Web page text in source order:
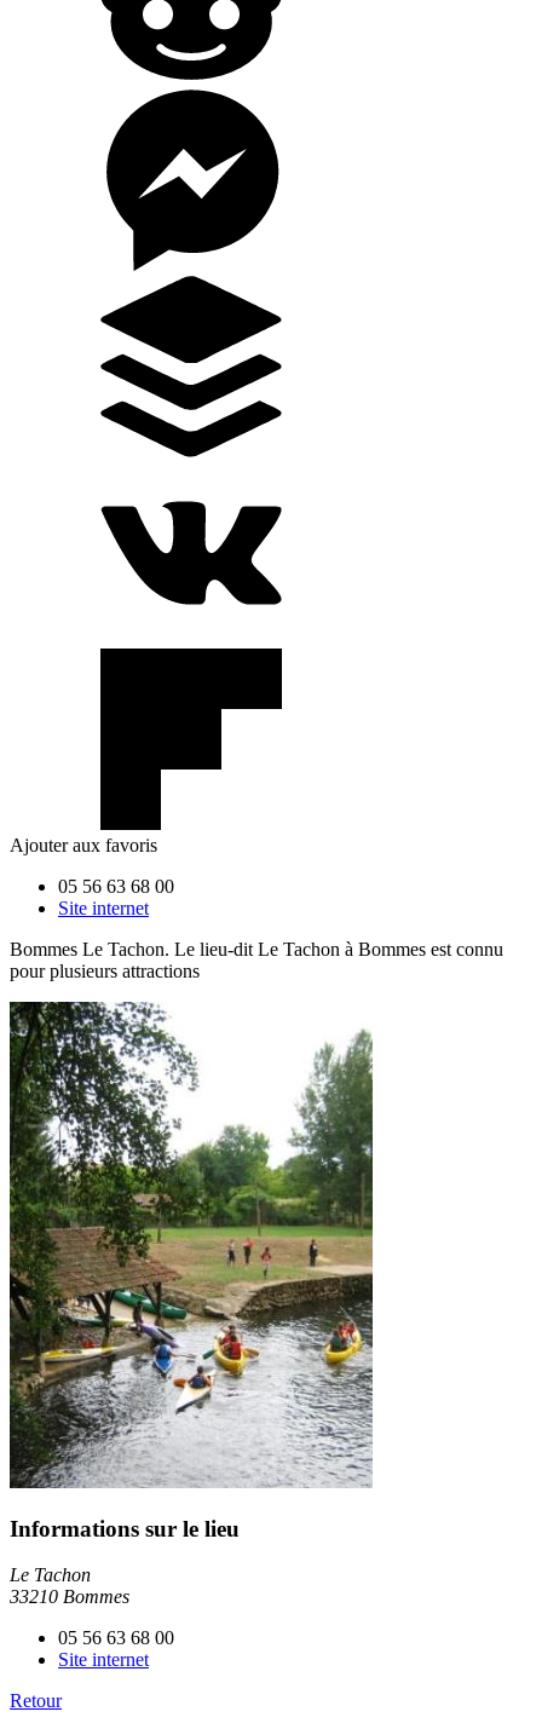
Ajouter aux favoris
05 56 63 68 00
Site internet
Bommes Le Tachon. Le lieu-dit Le Tachon à Bommes est connu
pour plusieurs attractions
Informations sur le lieu
Le Tachon
33210 Bommes
05 56 63 68 00
Site internet
Retour